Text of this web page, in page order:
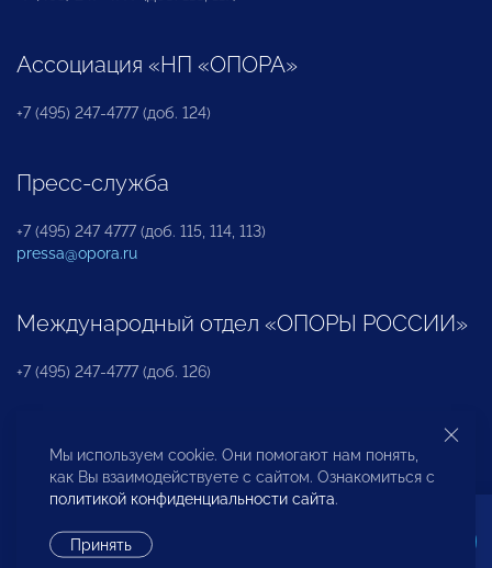
Ассоциация «НП «ОПОРА»
+7 (495) 247-4777 (доб. 124)
Пресс-служба
+7 (495) 247 4777 (доб. 115, 114, 113)
pressa@opora.ru
Международный отдел «ОПОРЫ РОССИИ»
+7 (495) 247-4777 (доб. 126)
Бюро по защите прав предпринимателей и
инвесторов
Мы используем cookie. Они помогают нам понять,
как Вы взаимодействуете с сайтом. Ознакомиться с
политикой конфиденциальности сайта.
Принять